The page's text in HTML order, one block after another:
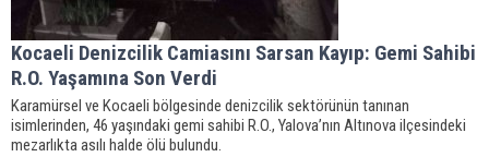
Kocaeli Denizcilik Camiasını Sarsan Kayıp: Gemi Sahibi
R.O. Yaşamına Son Verdi
Karamürsel ve Kocaeli bölgesinde denizcilik sektörünün tanınan
isimlerinden, 46 yaşındaki gemi sahibi R.O., Yalova’nın Altınova ilçesindeki
mezarlıkta asılı halde ölü bulundu.